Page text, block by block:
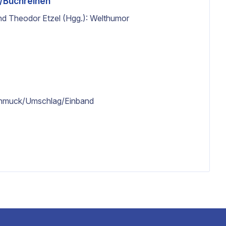
Theodor Etzel (Hgg.): Welthumor
Umschlag/Einband